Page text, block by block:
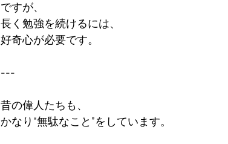
ですが、
長く勉強を続けるには、
好奇心が必要です。
---
昔の偉人たちも、
かなり“無駄なこと”をしています。